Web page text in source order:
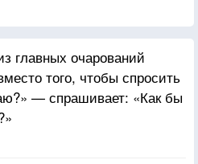
главных очарований
того, чтобы спросить
— спрашивает: «Как бы